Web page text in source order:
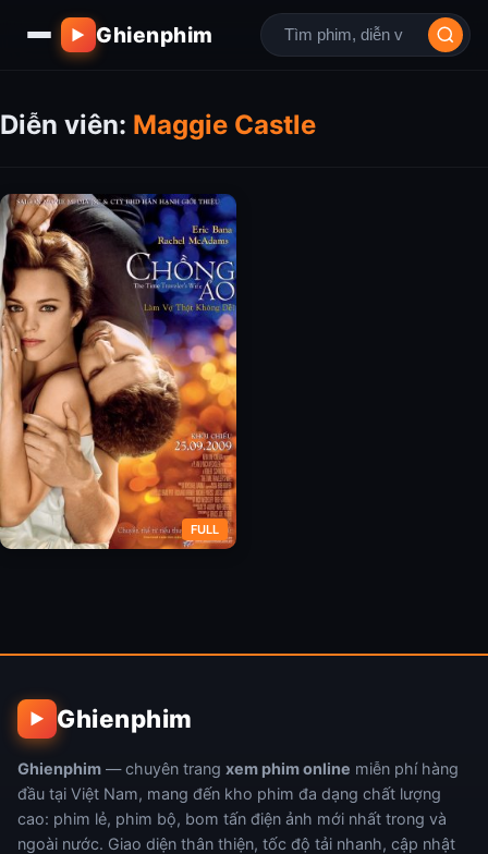
▶ Ghienphim
Diễn viên: Maggie Castle
FULL
▶ Ghienphim
Ghienphim — chuyên trang xem phim online miễn phí hàng
đầu tại Việt Nam, mang đến kho phim đa dạng chất lượng
cao: phim lẻ, phim bộ, bom tấn điện ảnh mới nhất trong và
ngoài nước. Giao diện thân thiện, tốc độ tải nhanh, cập nhật